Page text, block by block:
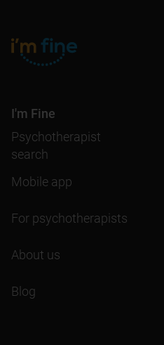
I'm Fine
Psychotherapist
search
Mobile app
For psychotherapists
About us
Blog